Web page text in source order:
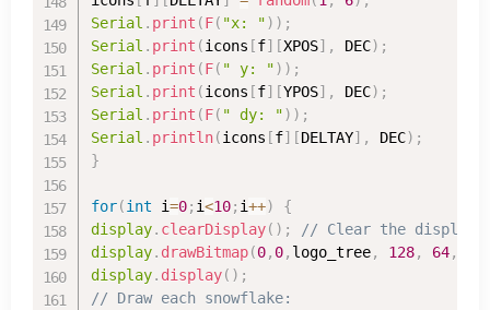
Serial . print (F( "x: ") ) ;
Serial . print (icons [f] [XPOS] , DEC) ;
Serial . print (F( " y: ") ) ;
Serial . print (icons [f] [YPOS] , DEC) ;
Serial . print (F( " dy: ") ) ;
Serial . println(icons [f] [DELTAY] , DEC) ;
}
for(int i=0; i<10; i++)
{
display. clearDisplay( ) ;
// Clear the display
display. drawBitmap(0, 0, logo_tree, 128, 64,
display. display( ) ;
// Draw each snowflake: